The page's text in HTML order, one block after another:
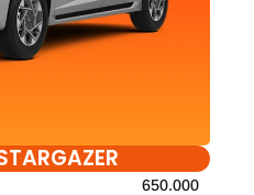
650.000